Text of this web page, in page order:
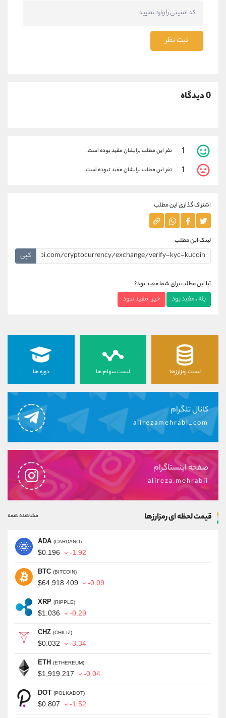
ثبت نظر
0 دیدگاه
1 نفر این مطلب برایشان مفید بوده است.
1 نفر این مطلب برایشان مفید نبوده است.
اشتراک گذاری این مطلب
لینک این مطلب
کپی
آیا این مطلب برای شما مفید بود؟
بله ، مفید بود خیر ، مفید نبود
لیست رمزارزها لیست سهام ها دوره ها
کانال تلگرام
alirezamehrabi_com
صفحه اینستاگرام
alireza.mehrabii
قیمت لحظه ای رمزارزها مشاهده همه
ADA (CARDANO)
$0.196 -1.92
BTC (BITCOIN)
$64,918.409 -0.09
XRP (RIPPLE)
$1.036 -0.29
CHZ (CHILIZ)
$0.032 -3.34
ETH (ETHEREUM)
$1,919.217 -0.04
DOT (POLKADOT)
$0.807 -1.52